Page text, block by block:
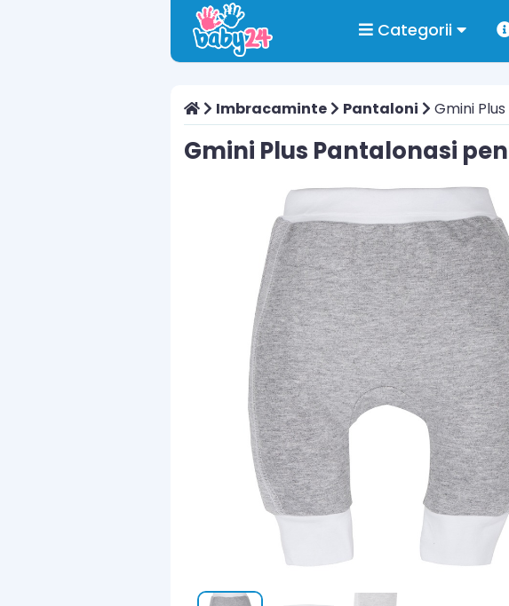
Categorii
Imbracaminte Pantaloni Gmini
Gmini Plus Pantalonasi